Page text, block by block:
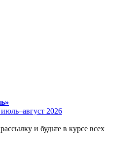
2026
и будьте в курсе всех